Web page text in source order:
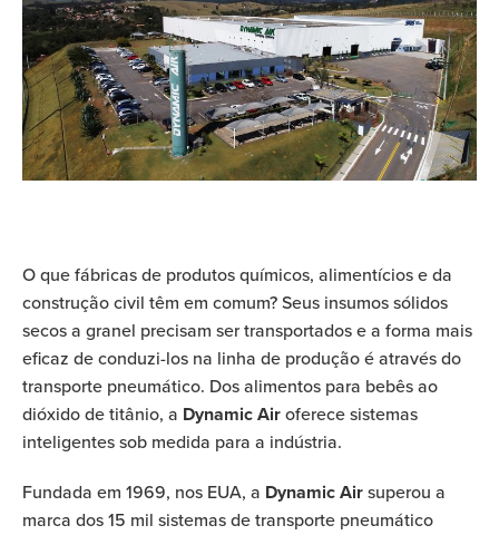
O que fábricas de produtos químicos, alimentícios e da
construção civil têm em comum? Seus insumos sólidos
secos a granel precisam ser transportados e a forma mais
eficaz de conduzi-los na linha de produção é através do
transporte pneumático. Dos alimentos para bebês ao
dióxido de titânio, a Dynamic Airoferece sistemas
inteligentes sob medida para a indústria.
Fundada em 1969, nos EUA, a Dynamic Airsuperou a
marca dos 15 mil sistemas de transporte pneumático